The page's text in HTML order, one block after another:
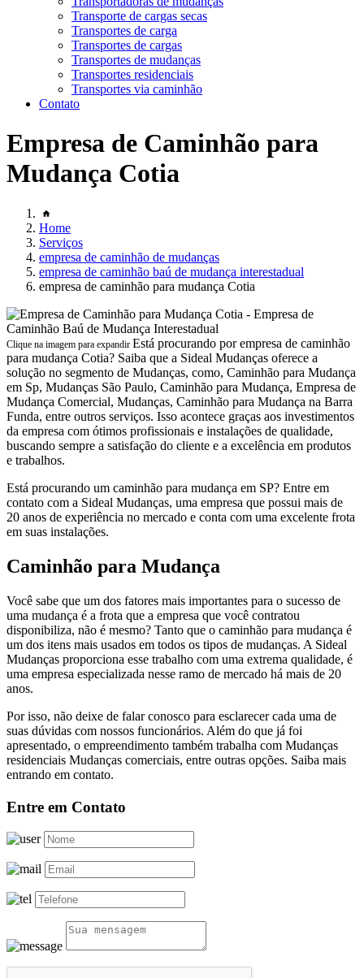
Transporte de cargas secas
Transportes de carga
Transportes de cargas
Transportes de mudanças
Transportes residenciais
Transportes via caminhão
Contato
Empresa de Caminhão para
Mudança Cotia
Home
Serviços
empresa de caminhão de mudanças
empresa de caminhão baú de mudança interestadual
empresa de caminhão para mudança Cotia
Clique na imagem para expandir Está procurando por empresa de caminhão
para mudança Cotia? Saiba que a Sideal Mudanças oferece a
solução no segmento de Mudanças, como, Caminhão para Mudança
em Sp, Mudanças São Paulo, Caminhão para Mudança, Empresa de
Mudança Comercial, Mudanças, Caminhão para Mudança na Barra
Funda, entre outros serviços. Isso acontece graças aos investimentos
da empresa com ótimos profissionais e instalações de qualidade,
buscando sempre a satisfação do cliente e a excelência em produtos
e trabalhos.
Está procurando um caminhão para mudança em SP? Entre em
contato com a Sideal Mudanças, uma empresa que possui mais de
20 anos de experiência no mercado e conta com uma excelente frota
em suas instalações.
Caminhão para Mudança
Você sabe que um dos fatores mais importantes para o sucesso de
uma mudança é a frota que a empresa que você contratou
disponibiliza, não é mesmo? Tanto que o caminhão para mudança é
um dos itens mais usados em todos os tipos de mudanças. A Sideal
Mudanças proporciona esse trabalho com uma extrema qualidade, é
uma empresa especializada nesse ramo de mercado há mais de 20
anos.
Por isso, não deixe de falar conosco para esclarecer cada uma de
suas dúvidas com nossos funcionários. Além do que já foi
apresentado, o empreendimento também trabalha com Mudanças
residenciais Mudanças comerciais, entre outras opções. Saiba mais
entrando em contato.
Entre em Contato